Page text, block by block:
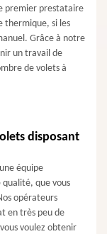
premier prestataire
thermique, si les
Grâce à notre
un travail de
de volets à
disposant
équipe
que vous
opérateurs
en très peu de
voulez obtenir